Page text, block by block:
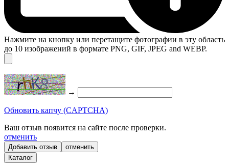
Нажмите на кнопку или перетащите фотографии в эту область
до 10 изображений в формате PNG, GIF, JPEG and WEBP.
→
Обновить капчу (CAPTCHA)
Ваш отзыв появится на сайте после проверки.
отменить
отменить
Каталог